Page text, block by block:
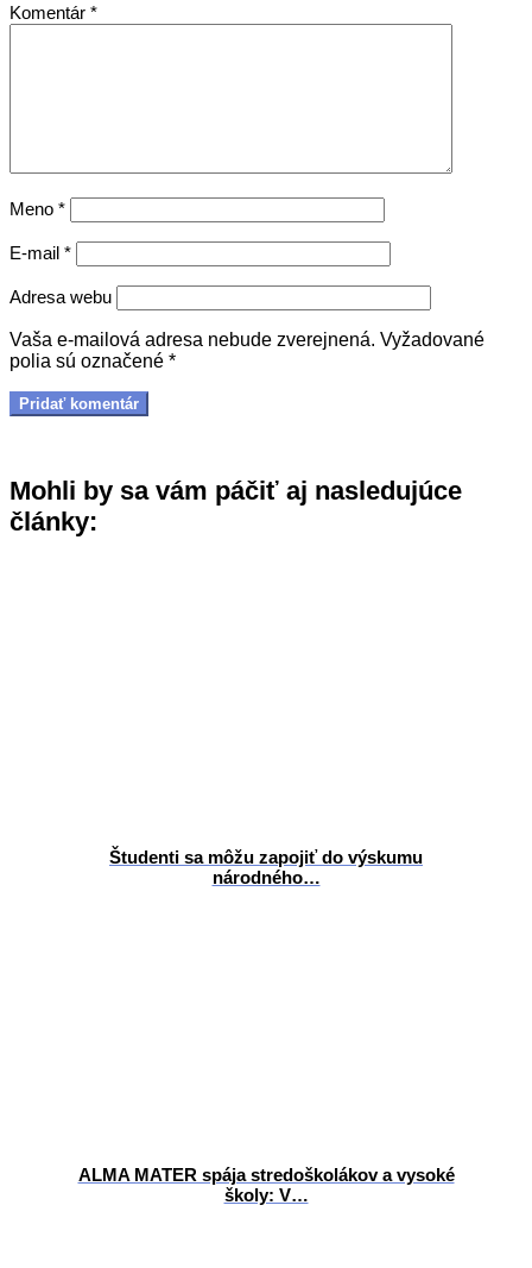
Komentár *
Meno *
E-mail *
Adresa webu
Vaša e-mailová adresa nebude zverejnená. Vyžadované
polia sú označené *
Mohli by sa vám páčiť aj nasledujúce
články:
Študenti sa môžu zapojiť do výskumu
národného…
ALMA MATER spája stredoškolákov a vysoké
školy: V…